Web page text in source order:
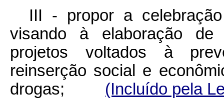
III - propor a
visando à elaboração de
projetos voltados à
reinserção social e
drogas; (Incluído pela